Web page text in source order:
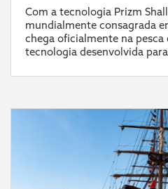
Com a tecnologia Prizm
mundialmente consagrada
chega oficialmente na pesca
tecnologia desenvolvida